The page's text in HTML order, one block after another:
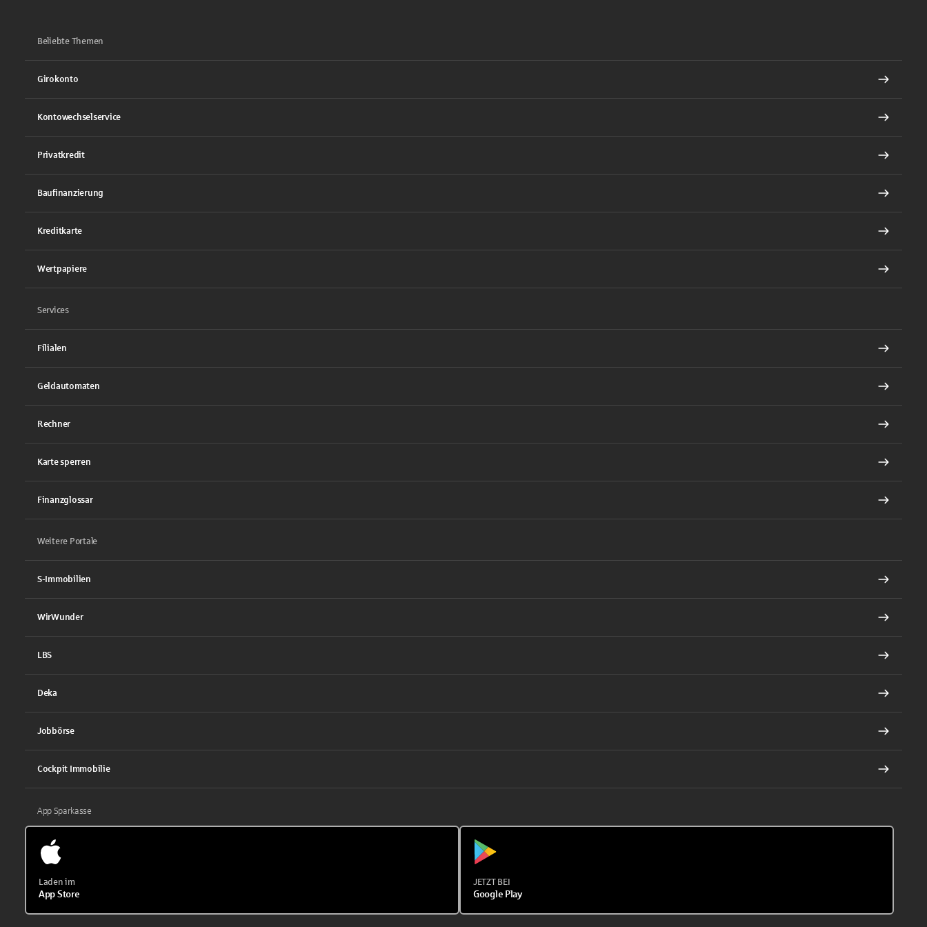
Beliebte Themen
Girokonto
Kontowechselservice
Privatkredit
Baufinanzierung
Kreditkarte
Wertpapiere
Services
Filialen
Geldautomaten
Rechner
Karte sperren
Finanzglossar
Weitere Portale
S-Immobilien
WirWunder
LBS
Deka
Jobbörse
Cockpit Immobilie
App Sparkasse
Laden im
App Store
JETZT BEI
Google Play